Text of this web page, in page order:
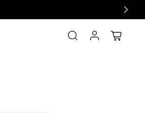
Iniciar sesiónCarrito